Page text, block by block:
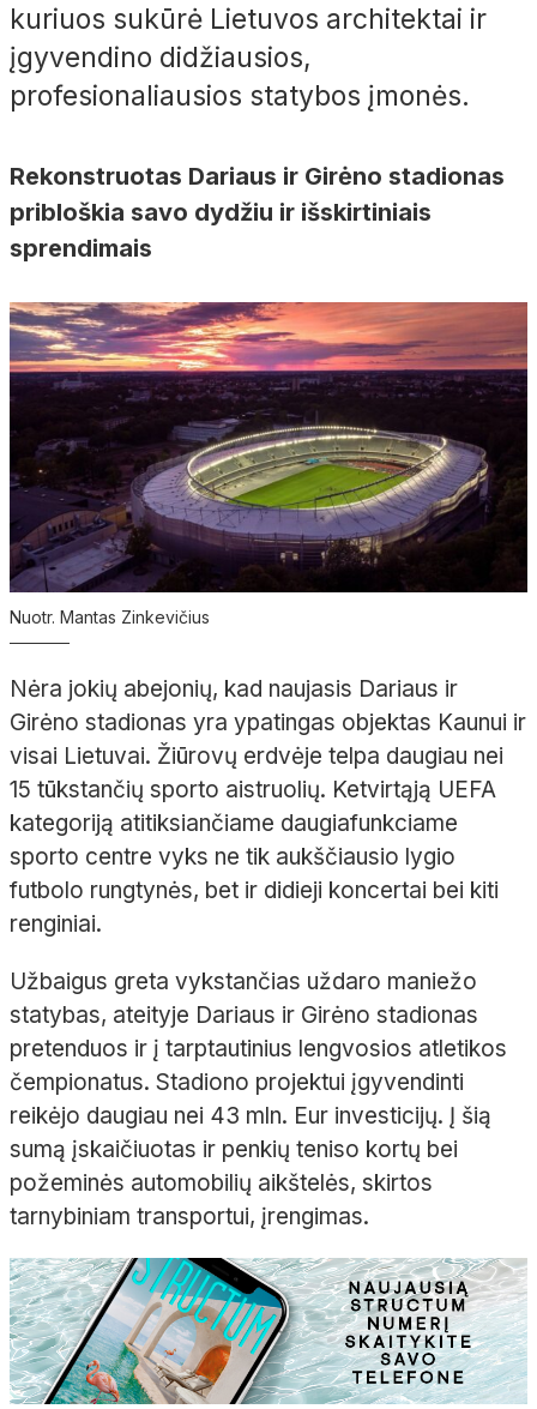
kuriuos sukūrė Lietuvos architektai ir
įgyvendino didžiausios,
profesionaliausios statybos įmonės.
Rekonstruotas Dariaus ir Girėno stadionas
pribloškia savo dydžiu ir išskirtiniais
sprendimais
Nuotr. Mantas Zinkevičius
Nėra jokių abejonių, kad naujasis Dariaus ir
Girėno stadionas yra ypatingas objektas Kaunui ir
visai Lietuvai. Žiūrovų erdvėje telpa daugiau nei
15 tūkstančių sporto aistruolių. Ketvirtąją UEFA
kategoriją atitiksiančiame daugiafunkciame
sporto centre vyks ne tik aukščiausio lygio
futbolo rungtynės, bet ir didieji koncertai bei kiti
renginiai.
Užbaigus greta vykstančias uždaro maniežo
statybas, ateityje Dariaus ir Girėno stadionas
pretenduos ir į tarptautinius lengvosios atletikos
čempionatus. Stadiono projektui įgyvendinti
reikėjo daugiau nei 43 mln. Eur investicijų. Į šią
sumą įskaičiuotas ir penkių teniso kortų bei
požeminės automobilių aikštelės, skirtos
tarnybiniam transportui, įrengimas.